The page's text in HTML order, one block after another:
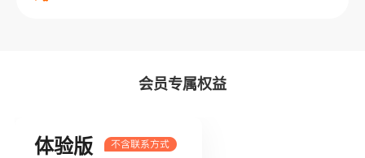
会员专属权益
体验版